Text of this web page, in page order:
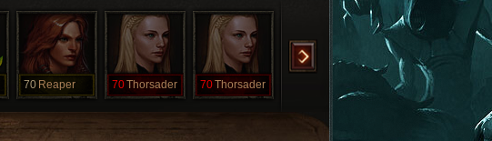
70 Reaper 70Thorsader 70Thorsader Sylar